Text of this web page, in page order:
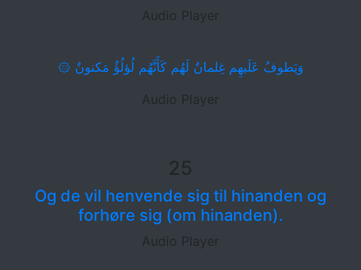
Audio Player
۞ وَيَطوفُ عَلَيهِم غِلمانٌ لَهُم كَأَنَّهُم لُؤلُؤٌ مَكنونٌ
Audio Player
25
Og de vil henvende sig til hinanden og
forhøre sig (om hinanden).
Audio Player